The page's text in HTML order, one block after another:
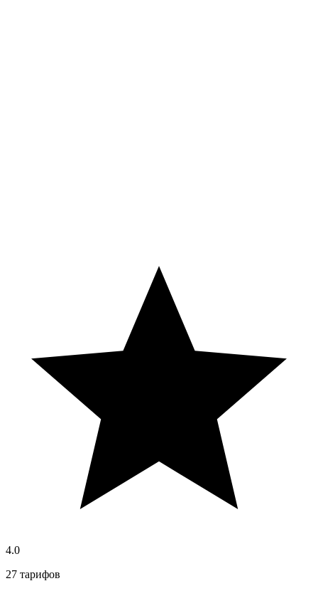
4.0
27 тарифов